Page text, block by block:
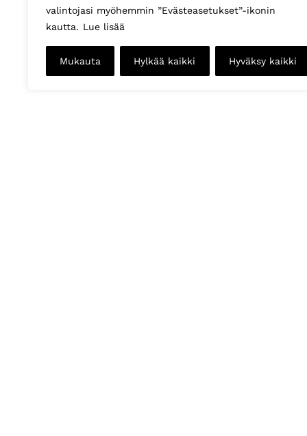
valintojasi myöhemmin ”Evästeasetukset”-ikonin
kautta. Lue lisää
Mukauta Hylkää kaikki Hyväksy kaikki